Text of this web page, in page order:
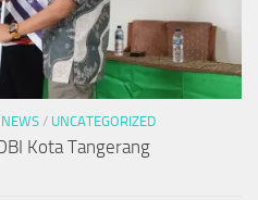
NEWS / UNCATEGORIZED
Kota Tangerang